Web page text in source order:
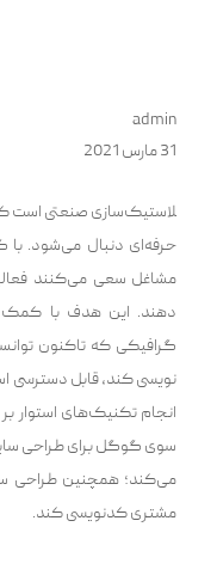
admin
31 مارس 2021
‍‌‍لاستیک‌سازی صنعتی است
حرفه‌ای دنبال می‌شود. با
مشاغل سعی می‌کنند
دهند. این هدف با
گرافیکی که تاکنون
نویسی کند، قابل دسترسی
انجام تکنیک‌های استوار
سوی گوگل برای طراحی
می‌کند؛ همچنین طراحی
مشتری کدنویسی کند.